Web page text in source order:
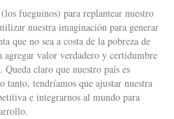
fueguinos) para replantear nuestro
nuestra imaginación para generar
que no sea a costa de la pobreza de
agregar valor verdadero y certidumbre
claro que nuestro país es
tendríamos que ajustar nuestra
e integrarnos al mundo para